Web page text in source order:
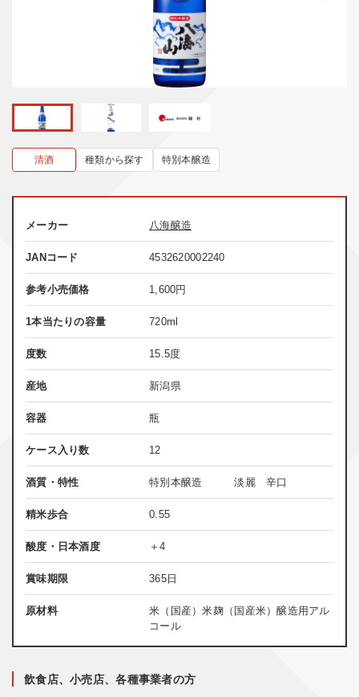
清酒 種類から探す 特別本醸造
メーカー 八海醸造
JANコード 4532620002240
参考小売価格 1,600円
1本当たりの容量 720ml
度数 15.5度
産地 新潟県
容器 瓶
ケース入り数 12
酒質・特性 特別本醸造 淡麗 辛口
精米歩合 0.55
酸度・日本酒度 ＋4
賞味期限 365日
原材料
米（国産）米麹（国産米）醸造用アル
コール
飲食店、小売店、各種事業者の方